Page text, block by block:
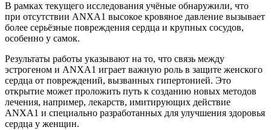
В рамках текущего исследования учёные обнаружили, что
при отсутствии ANXA1 высокое кровяное давление вызывает
более серьёзные повреждения сердца и крупных сосудов,
особенно у самок.
Результаты работы указывают на то, что связь между
эстрогеном и ANXA1 играет важную роль в защите женского
сердца от повреждений, вызванных гипертонией. Это
открытие может проложить путь к созданию новых методов
лечения, например, лекарств, имитирующих действие
ANXA1 и специально разработанных для улучшения здоровья
сердца у женщин.